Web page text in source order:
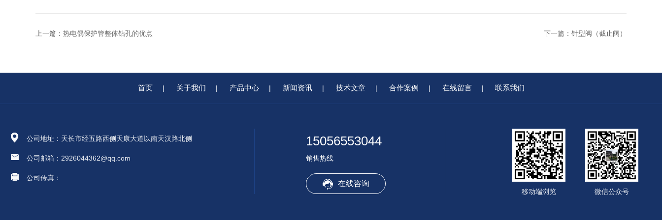
上一篇： 热电偶保护管整体钻孔的优点 下一篇： 针型阀（截止阀）
首页 | 关于我们 | 产品中心 | 新闻资讯 | 技术文章 | 合作案例 | 在线留言 | 联系我们
公司地址：天长市经五路西侧天康大道以南天汉路北侧
公司邮箱：2926044362@qq.com
公司传真：
15056553044
销售热线
在线咨询
微信公众号
移动端浏览